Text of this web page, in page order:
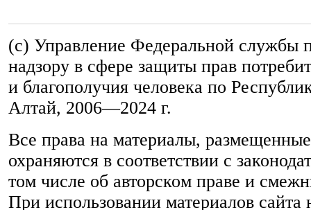
(c) Управление Федеральной службы
надзору в сфере защиты прав
и благополучия человека по
Алтай, 2006—2024 г.
Все права на материалы,
охраняются в соответствии с
том числе об авторском праве и
При использовании материалов сайта